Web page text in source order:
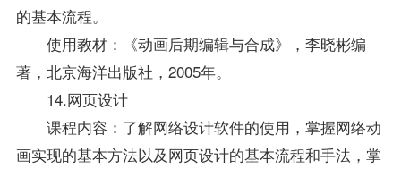
的基本流程。
使用教材：《动画后期编辑与合成》，李晓彬编
著，北京海洋出版社，2005年。
14.网页设计
课程内容：了解网络设计软件的使用，掌握网络动
画实现的基本方法以及网页设计的基本流程和手法，掌